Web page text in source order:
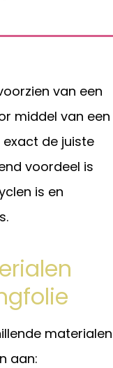
van een
middel van een
de juiste
voordeel is
is en
materialen
aan: